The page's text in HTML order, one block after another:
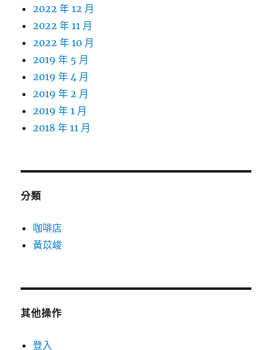
2022 年 12 月
2022 年 11 月
2022 年 10 月
2019 年 5 月
2019 年 4 月
2019 年 2 月
2019 年 1 月
2018 年 11 月
分類
咖啡店
黃苡峻
其他操作
登入